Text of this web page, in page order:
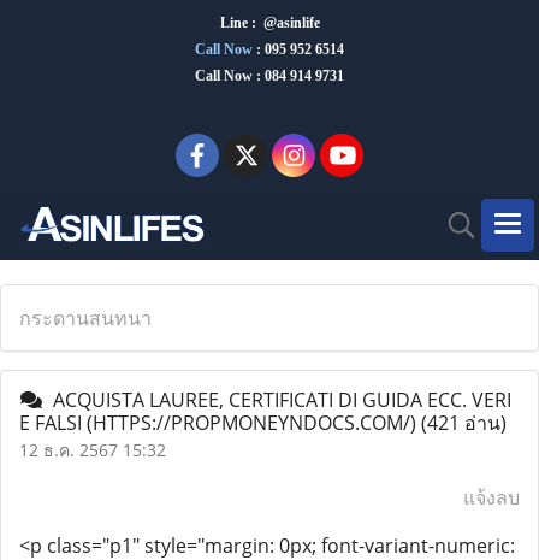
Line : @asinlife
Call Now : 095 952 6514
Call Now : 084 914 9731
กระดานสนทนา
ACQUISTA LAUREE, CERTIFICATI DI GUIDA ECC. VERI
E FALSI (HTTPS://PROPMONEYNDOCS.COM/) (421 อ่าน)
12 ธ.ค. 2567 15:32
แจ้งลบ
<p class="p1" style="margin: 0px; font-variant-numeric: